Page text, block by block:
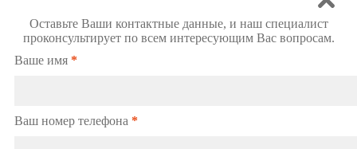
Оставьте Ваши контактные данные, и наш специалист
проконсультирует по всем интересующим Вас вопросам.
Ваше имя *
Ваш номер телефона *